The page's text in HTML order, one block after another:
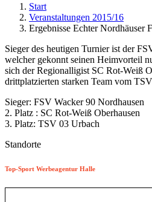
Start
Veranstaltungen 2015/16
Ergebnisse Echter Nordhäuser
Sieger des heutigen Turnier ist der
welcher gekonnt seinen Heimvorteil
sich der Regionalligist SC Rot-Weiß
drittplatzierten starken Team vom
Sieger: FSV Wacker 90 Nordhausen
2. Platz : SC Rot-Weiß Oberhausen
3. Platz: TSV 03 Urbach
Standorte
Top-Sport Werbeagentur Halle